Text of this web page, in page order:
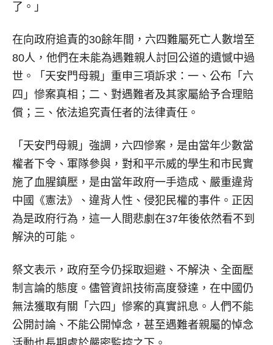
了。」
在向政府追責的30餘年間，六四難屬死亡人數增至
80人，他們在未能為遇難親人討回公道的遺憾中過
世。「天安門母親」重申三項訴求：一、公布「六
四」慘案真相；二、對遇難者及其家屬給予合理賠
償；三、依法追究責任者的法律責任。
「天安門母親」強調，六四慘案，是由當年少數當
權者下令、軍隊參與，對和平示威的學生和市民實
施了血腥鎮壓，是由當年政府一手造成、嚴重違背
中國《憲法》、違背人性、侵犯民權的事件。正因
為是政府行為，這一人間悲劇在37年後依然看不到
解決的可能。
祭文表示，政府至今仍採取迴避、不解決、全面壓
制言論的態度。儘管資訊技術高度發達，在中國仍
無法獲取有關「六四」慘案的真實訊息。人們不能
公開討論、不能公開悼念，甚至遇難者親屬的悼念